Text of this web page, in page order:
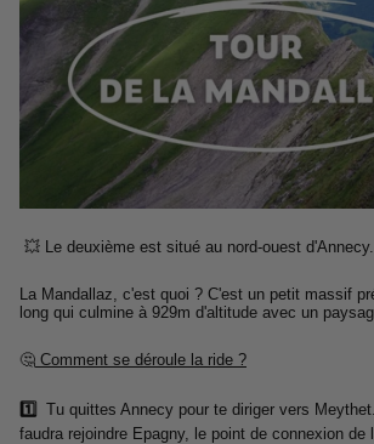
💥 Le deuxième est situé au nord-ouest d'Annecy.
La Mandallaz, c'est quoi ? C'est un petit massif
long qui culmine à 929m d'altitude avec un
🤔 Comment se déroule la ride ?
1️⃣
Tu quittes Annecy pour te diriger vers
faudra rejoindre Epagny, le point de connexion de